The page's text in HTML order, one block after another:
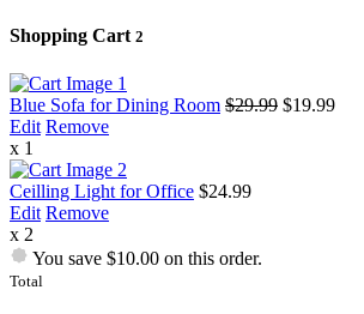
Shopping Cart 2
Blue Sofa for Dining Room $29.99 $19.99
Edit Remove
x 1
Ceilling Light for Office $24.99
Edit Remove
x 2
You save $10.00 on this order.
Total